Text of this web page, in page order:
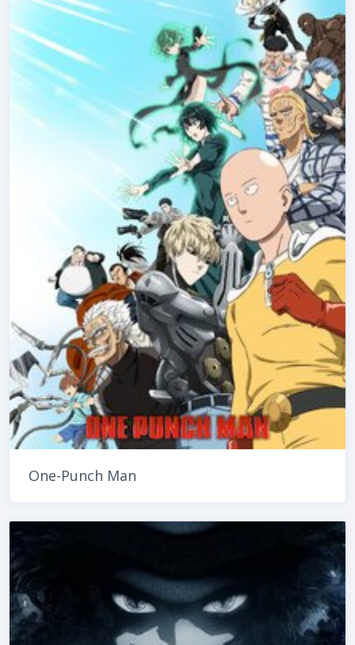
One-Punch Man